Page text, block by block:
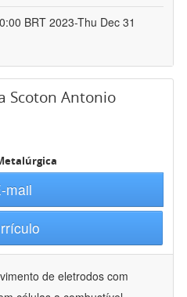
BRT 2023-Thu Dec 31
Scoton Antonio
mail
de eletrodos com